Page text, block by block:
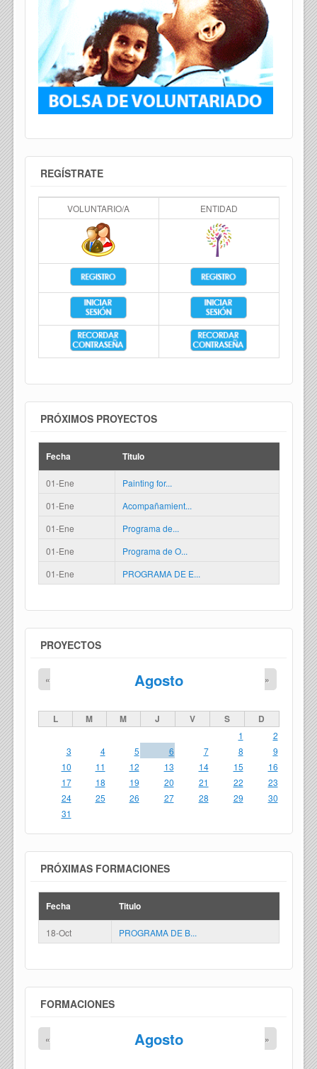
REGÍSTRATE
VOLUNTARIO/A ENTIDAD
PRÓXIMOS PROYECTOS
Fecha Titulo
01-Ene
Painting for...
01-Ene
Acompañamient...
01-Ene
Programa de...
01-Ene
Programa de O...
01-Ene
PROGRAMA DE E...
PROYECTOS
Agosto
« »
L M M J V S D
1
2
3
4 5 6 7 8
9
10
11 12 13 14 15
16
17
18 19 20 21 22
23
24
25 26 27 28 29
30
31
PRÓXIMAS FORMACIONES
Fecha Titulo
18-Oct PROGRAMA DE B...
FORMACIONES
Agosto
« »